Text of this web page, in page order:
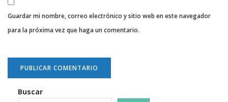
Guardar mi nombre, correo electrónico y sitio web en este navegador
para la próxima vez que haga un comentario.
Buscar